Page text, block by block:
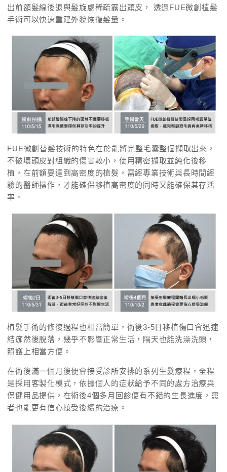
出前額髮線後退與髮旋處稀疏露出頭皮， 透過FUE微創植髮
手術可以快速重建外貌恢復髮量。
FUE微創替髮技術的特色在於能將完整毛囊整個擷取出來，
不破壞頭皮對組織的傷害較小，使用精密擷取並純化後移
植，在前額要達到高密度的植髮，需經專業技術與長時間經
驗的醫師操作，才能確保移植高密度的同時又能確保其存活
率。
植髮手術的修復過程也相當簡單，術後3-5日移植傷口會迅速
結痂然後脫落，幾乎不影響正常生活，隔天也能洗澡洗頭，
照護上相當方便。
在術後滿一個月後便會接受診所安排的系列生髮療程，全程
是採用客製化模式，依據個人的症狀給予不同的處方治療與
保健用品提供，在術後4個多月回診便有不錯的生長進度，患
者也能更有信心接受後續的治療。